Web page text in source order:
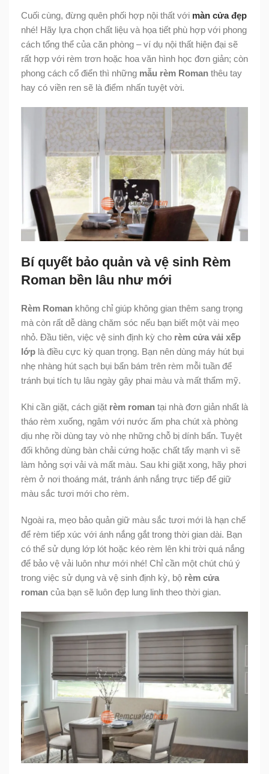
Cuối cùng, đừng quên phối hợp nội thất với màn cửa đẹp
nhé! Hãy lựa chọn chất liệu và họa tiết phù hợp với phong
cách tổng thể của căn phòng – ví dụ nội thất hiện đại sẽ
rất hợp với rèm trơn hoặc hoa văn hình học đơn giản; còn
phong cách cổ điển thì những mẫu rèm Roman thêu tay
hay có viền ren sẽ là điểm nhấn tuyệt vời.
Bí quyết bảo quản và vệ sinh Rèm
Roman bền lâu như mới
Rèm Roman không chỉ giúp không gian thêm sang trọng
mà còn rất dễ dàng chăm sóc nếu bạn biết một vài mẹo
nhỏ. Đầu tiên, việc vệ sinh định kỳ cho rèm cửa vải xếp
lớp là điều cực kỳ quan trọng. Bạn nên dùng máy hút bụi
nhẹ nhàng hút sạch bụi bẩn bám trên rèm mỗi tuần để
tránh bụi tích tụ lâu ngày gây phai màu và mất thẩm mỹ.
Khi cần giặt, cách giặt rèm roman tại nhà đơn giản nhất là
tháo rèm xuống, ngâm với nước ấm pha chút xà phòng
dịu nhẹ rồi dùng tay vò nhẹ những chỗ bị dính bẩn. Tuyệt
đối không dùng bàn chải cứng hoặc chất tẩy mạnh vì sẽ
làm hỏng sợi vải và mất màu. Sau khi giặt xong, hãy phơi
rèm ở nơi thoáng mát, tránh ánh nắng trực tiếp để giữ
màu sắc tươi mới cho rèm.
Ngoài ra, mẹo bảo quản giữ màu sắc tươi mới là hạn chế
để rèm tiếp xúc với ánh nắng gắt trong thời gian dài. Bạn
có thể sử dụng lớp lót hoặc kéo rèm lên khi trời quá nắng
để bảo vệ vải luôn như mới nhé! Chỉ cần một chút chú ý
trong việc sử dụng và vệ sinh định kỳ, bộ rèm cửa
roman của bạn sẽ luôn đẹp lung linh theo thời gian.